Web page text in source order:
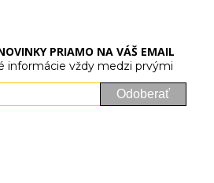
PRIAMO NA VÁŠ EMAIL
informácie vždy medzi prvými
Odoberať